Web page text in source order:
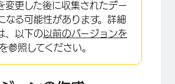
変更した後に収集されたデー
なる可能性があります。詳細
、以下の以前のバージョンを
を参照してください。